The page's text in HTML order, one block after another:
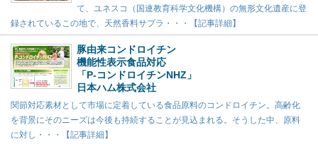
て、ユネスコ（国連教育科学文化機構）の無形文化遺産に登
録されているこの地で、天然香料サプラ・・・【記事詳細】
豚由来コンドロイチン
機能性表示食品対応
「P-コンドロイチンNHZ」
日本ハム株式会社
関節対応素材として市場に定着している食品原料のコンドロイチン。高齢化
を背景にそのニーズは今後も持続することが見込まれる。そうした中、原料
に対し・・・【記事詳細】